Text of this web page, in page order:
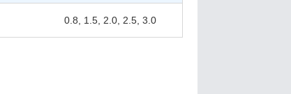
0.8, 1.5, 2.0, 2.5, 3.0